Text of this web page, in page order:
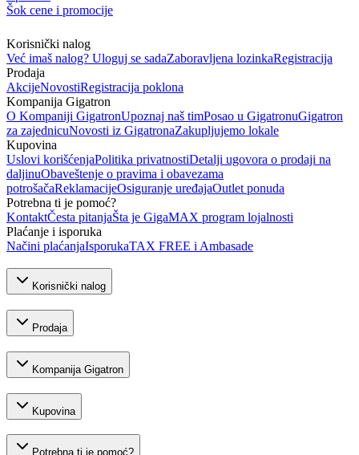
Šok cene i promocije
Korisnički nalog
Već imaš nalog? Uloguj se sadaZaboravljena lozinkaRegistracija
Prodaja
AkcijeNovostiRegistracija poklona
Kompanija Gigatron
O Kompaniji GigatronUpoznaj naš timPosao u GigatronuGigatron
za zajednicuNovosti iz GigatronaZakupljujemo lokale
Kupovina
Uslovi korišćenjaPolitika privatnostiDetalji ugovora o prodaji na
daljinuObaveštenje o pravima i obavezama
potrošačaReklamacijeOsiguranje uređajaOutlet ponuda
Potrebna ti je pomoć?
KontaktČesta pitanjaŠta je GigaMAX program lojalnosti
Plaćanje i isporuka
Načini plaćanjaIsporukaTAX FREE i Ambasade
Korisnički nalog
Prodaja
Kompanija Gigatron
Kupovina
Potrebna ti je pomoć?